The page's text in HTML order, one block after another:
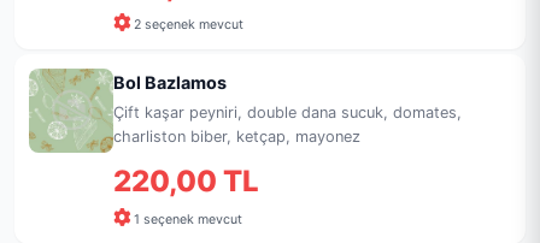
2 seçenek mevcut
Bol Bazlamos
Çift kaşar peyniri, double dana sucuk, domates,
charliston biber, ketçap, mayonez
220,00 TL
1 seçenek mevcut